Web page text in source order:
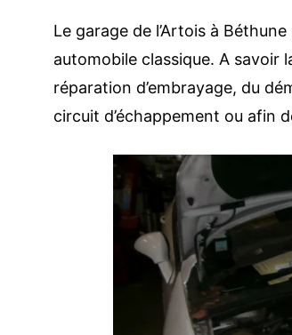
Le garage de l’Artois à
automobile classique. A savoir
réparation d’embrayage, du
circuit d’échappement ou afin